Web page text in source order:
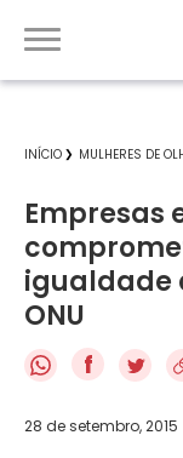
INÍCIO MULHERES DE
Empresas
igualdade
ONU
f
28 de setembro, 2015